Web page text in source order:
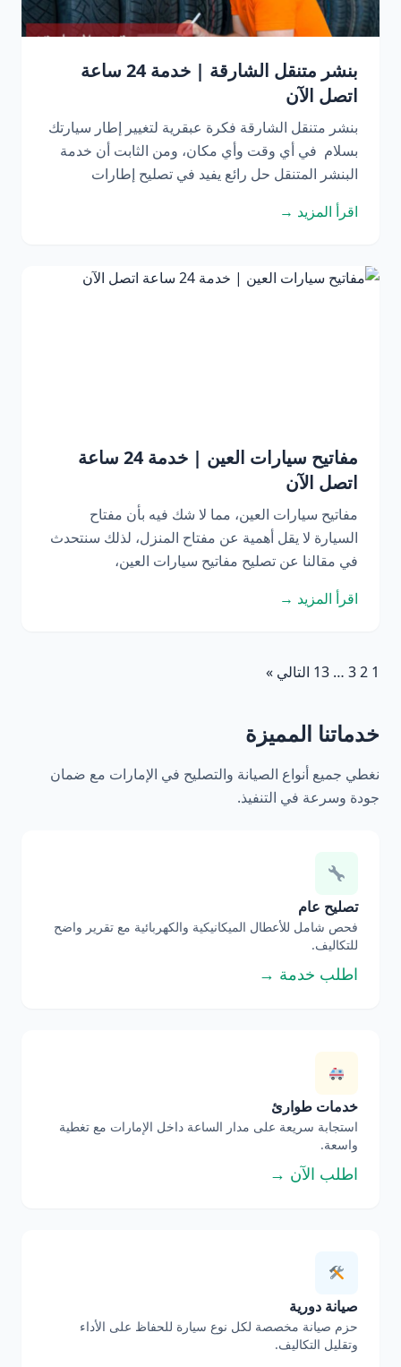
بنشر متنقل الشارقة | خدمة 24 ساعة
اتصل الآن
بنشر متنقل الشارقة فكرة عبقرية لتغيير إطار سيارتك
بسلام في أي وقت وأي مكان، ومن الثابت أن خدمة
البنشر المتنقل حل رائع يفيد في تصليح إطارات
اقرأ المزيد →
مفاتيح سيارات العين | خدمة 24 ساعة
اتصل الآن
مفاتيح سيارات العين، مما لا شك فيه بأن مفتاح
السيارة لا يقل أهمية عن مفتاح المنزل، لذلك سنتحدث
في مقالنا عن تصليح مفاتيح سيارات العين،
اقرأ المزيد →
1
2
3
…
13 التالي »
خدماتنا المميزة
نغطي جميع أنواع الصيانة والتصليح في الإمارات مع ضمان
جودة وسرعة في التنفيذ.
تصليح عام
فحص شامل للأعطال الميكانيكية والكهربائية مع تقرير واضح
للتكاليف.
اطلب خدمة →
خدمات طوارئ
استجابة سريعة على مدار الساعة داخل الإمارات مع تغطية
واسعة.
اطلب الآن →
صيانة دورية
حزم صيانة مخصصة لكل نوع سيارة للحفاظ على الأداء
وتقليل التكاليف.